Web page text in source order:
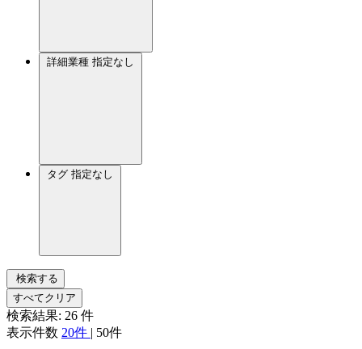
詳細業種 指定なし
タグ 指定なし
検索する
すべてクリア
検索結果: 26 件
表示件数 20件 | 50件